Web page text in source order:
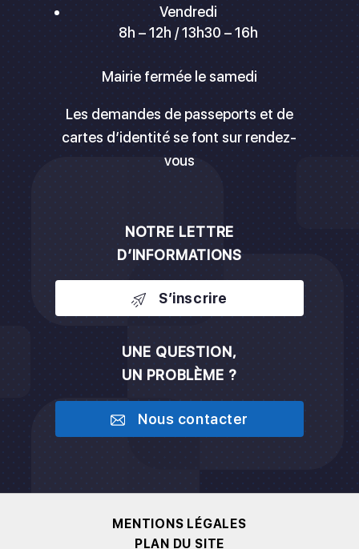
Vendredi
8h – 12h / 13h30 – 16h
Mairie fermée le samedi
Les demandes de passeports et de
cartes d’identité se font sur rendez-
vous
NOTRE LETTRE
D’INFORMATIONS
S’inscrire
UNE QUESTION,
UN PROBLÈME ?
Nous contacter
MENTIONS LÉGALES
PLAN DU SITE